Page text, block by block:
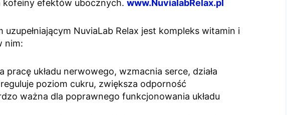
efektów ubocznych. www.NuvialabRelax.pl
uzupełniającym NuviaLab Relax jest kompleks witamin i
nim:
pracę układu nerwowego, wzmacnia serce, działa
poziom cukru, zwiększa odporność
ważna dla poprawnego funkcjonowania układu